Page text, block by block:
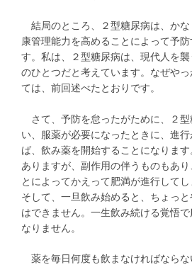
結局のところ、２型糖尿病は、かな
康管理能力を高めることによって予
す。私は、２型糖尿病は、現代人を
のひとつだと考えています。なぜや
ては、前回述べたとおりです。
さて、予防を怠ったがために、２型
い、服薬が必要になったときに、進
ば、飲み薬を開始することになりま
ありますが、副作用の伴うものもあ
とによってかえって肥満が進行してし
そして、一旦飲み始めると、ちょっ
はできません。一生飲み続ける覚悟
なりません。
薬を毎日何度も飲まなければならな